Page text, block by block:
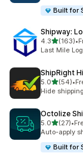
Built for
Shipway:
4.35つ星中
(163)
合計レビュー
•
Last Mile
ShipRight
5.05つ星中
(54)
合計レビュー
•
Hide
Octolize
5.05つ星中
(27)
合計レビュー
•
Auto-apply
Built for